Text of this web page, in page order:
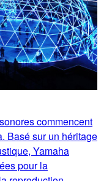
commencent
Basé sur un héritage
Yamaha
pour la